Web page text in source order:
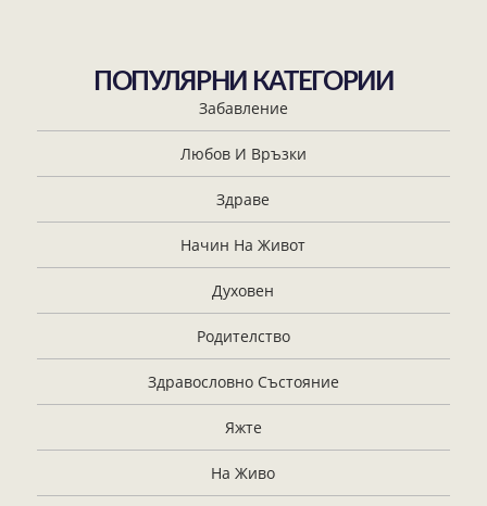
ПОПУЛЯРНИ КАТЕГОРИИ
Забавление
Любов И Връзки
Здраве
Начин На Живот
Духовен
Родителство
Здравословно Състояние
Яжте
На Живо